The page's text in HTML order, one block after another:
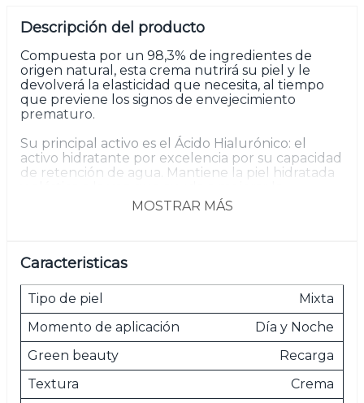
Descripción del producto
Compuesta por un 98,3% de ingredientes de
origen natural, esta crema nutrirá su piel y le
devolverá la elasticidad que necesita, al tiempo
que previene los signos de envejecimiento
prematuro.
Su principal activo es el Ácido Hialurónico: el
activo hidratante por excelencia por su capacidad
de retención de agua. Mantiene la piel hidratada
apariencia de los signos de envejecimiento
Protege la piel de los daños externos
Previene la pérdida de agua transepidérmica
MOSTRAR MÁS
Caracteristicas
Tipo de piel
Mixta
Momento de aplicación
Día y Noche
Green beauty
Recarga
Textura
Crema